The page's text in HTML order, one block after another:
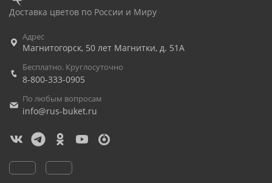
Доставка цветов по России и Миру
Адрес
Магнитогорск, 50 лет Магнитки, д. 51А
Бесплатно. Круглосуточно
8-800-333-0905
По любым вопросам
info@rus-buket.ru